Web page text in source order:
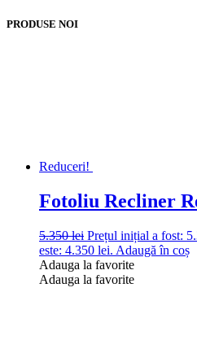
PRODUSE NOI
Reduceri!
Fotoliu Recliner
5.350lei Prețul inițial a fost:
este: 4.350 lei. Adaugă în coș
Adauga la favorite
Adauga la favorite